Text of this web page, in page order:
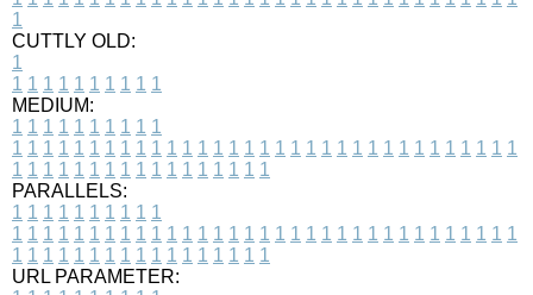
1
CUTTLY OLD:
1
1 1 1 1 1 1 1 1 1 1
MEDIUM:
1 1 1 1 1 1 1 1 1 1
1 1 1 1 1 1 1 1 1 1 1 1 1 1 1 1 1 1 1 1 1 1 1 1 1 1 1 1 1 1 1 1 1
1 1 1 1 1 1 1 1 1 1 1 1 1 1 1 1 1
PARALLELS:
1 1 1 1 1 1 1 1 1 1
1 1 1 1 1 1 1 1 1 1 1 1 1 1 1 1 1 1 1 1 1 1 1 1 1 1 1 1 1 1 1 1 1
1 1 1 1 1 1 1 1 1 1 1 1 1 1 1 1 1
URL PARAMETER: